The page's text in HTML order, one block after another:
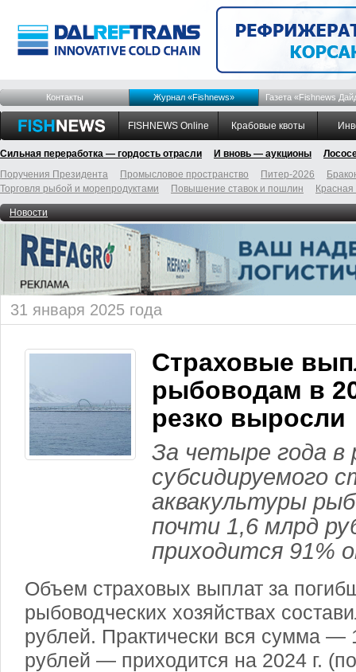
Контакты Журнал «Fishnews» Газета «Fishnews
FISHNEWS Online Крабовые квоты
Сильная переработка — гордость отрасли И вновь — аукционы
Поручения Президента
Промысловое пространство Питер-2026
Торговля рыбой и морепродуктами
Повышение ставок и пошлин
Новости
31 января 2025 года
Страховые
рыбоводам в
резко выросли
За четыре года в
субсидируемого
аквакультуры
почти 1,6 млрд
приходится 91%
Объем страховых выплат за
рыбоводческих хозяйствах
рублей. Практически вся сумма
рублей — приходится на 2024 г.